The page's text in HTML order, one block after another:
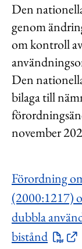
Den
genom
om kontroll
Den
bilaga till
november
Förordning
(2000:1217)
dubbla
bistånd